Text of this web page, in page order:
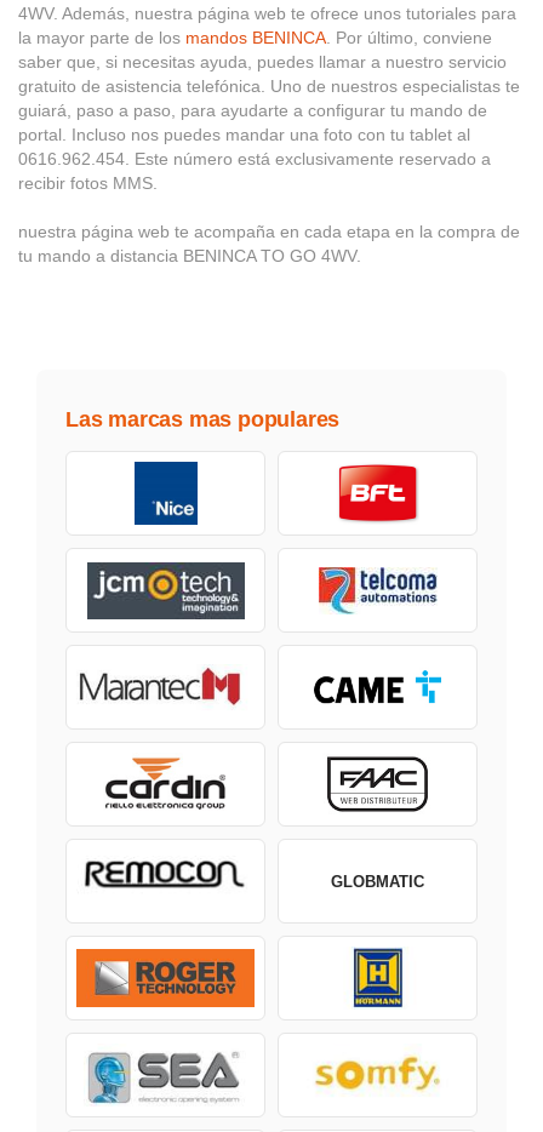
4WV. Además, nuestra página web te ofrece unos tutoriales para
la mayor parte de los mandos BENINCA. Por último, conviene
saber que, si necesitas ayuda, puedes llamar a nuestro servicio
gratuito de asistencia telefónica. Uno de nuestros especialistas te
guiará, paso a paso, para ayudarte a configurar tu mando de
portal. Incluso nos puedes mandar una foto con tu tablet al
0616.962.454. Este número está exclusivamente reservado a
recibir fotos MMS.
nuestra página web te acompaña en cada etapa en la compra de
tu mando a distancia BENINCA TO GO 4WV.
Las marcas mas populares
GLOBMATIC